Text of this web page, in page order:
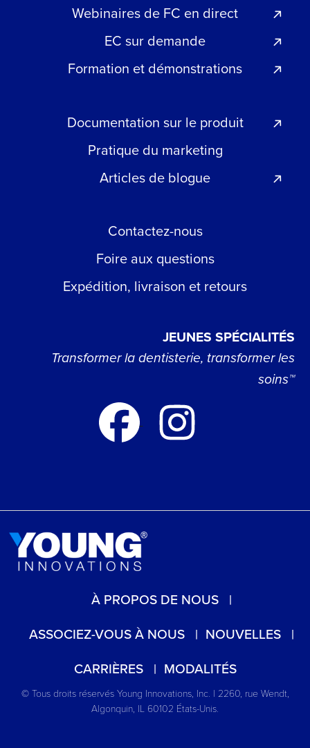
Webinaires de FC en direct
EC sur demande
Formation et démonstrations
Documentation sur le produit
Pratique du marketing
Articles de blogue
Contactez-nous
Foire aux questions
Expédition, livraison et retours
JEUNES SPÉCIALITÉS
Transformer la dentisterie, transformer les
soins™
À PROPOS DE NOUS
ASSOCIEZ-VOUS À NOUS
NOUVELLES
CARRIÈRES
MODALITÉS
© Tous droits réservés Young Innovations, Inc. | 2260, rue Wendt,
Algonquin, IL 60102 États-Unis.